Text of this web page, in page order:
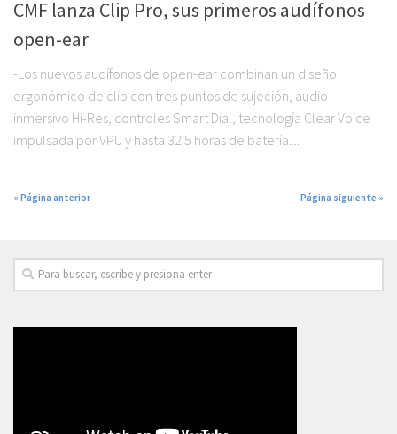
CMF lanza Clip Pro, sus primeros audífonos
open-ear
-Los nuevos audífonos de open-ear combinan un diseño
ergonómico de clip con tres puntos de sujeción, audio
inmersivo Hi-Res, controles Smart Dial, tecnología Clear Voice
impulsada por VPU y hasta 32.5 horas de batería....
« Página anterior Página siguiente »